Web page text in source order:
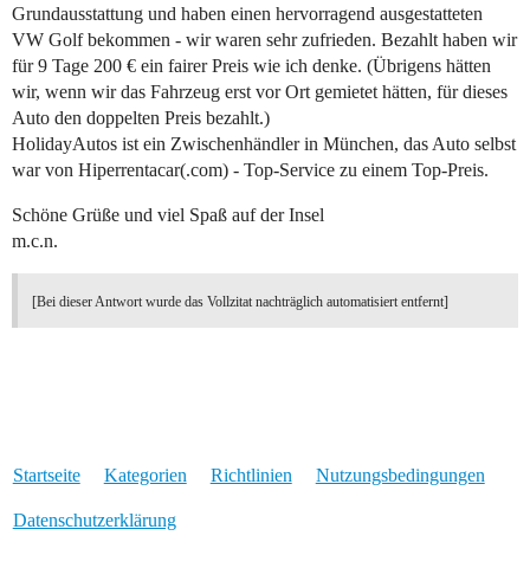
Grundausstattung und haben einen hervorragend ausgestatteten
VW Golf bekommen - wir waren sehr zufrieden. Bezahlt haben wir
für 9 Tage 200 € ein fairer Preis wie ich denke. (Übrigens hätten
wir, wenn wir das Fahrzeug erst vor Ort gemietet hätten, für dieses
Auto den doppelten Preis bezahlt.)
HolidayAutos ist ein Zwischenhändler in München, das Auto selbst
war von Hiperrentacar(.com) - Top-Service zu einem Top-Preis.
Schöne Grüße und viel Spaß auf der Insel
m.c.n.
[Bei dieser Antwort wurde das Vollzitat nachträglich automatisiert entfernt]
Startseite Kategorien Richtlinien Nutzungsbedingungen
Datenschutzerklärung